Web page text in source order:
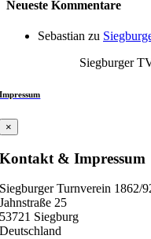
Neueste Kommentare
Sebastian zu
Siegburger
Impressum
×
Kontakt & Impressum
Siegburger Turnverein 1862/
Jahnstraße 25
53721 Siegburg
Deutschland